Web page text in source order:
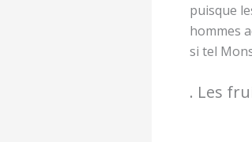
puisque
hommes
si tel
. Les